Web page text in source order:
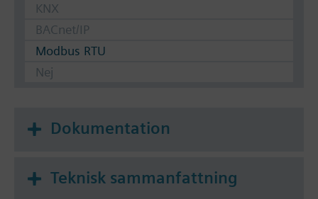
KNX
BACnet/IP
Modbus RTU
Nej
Dokumentation
Teknisk sammanfattning